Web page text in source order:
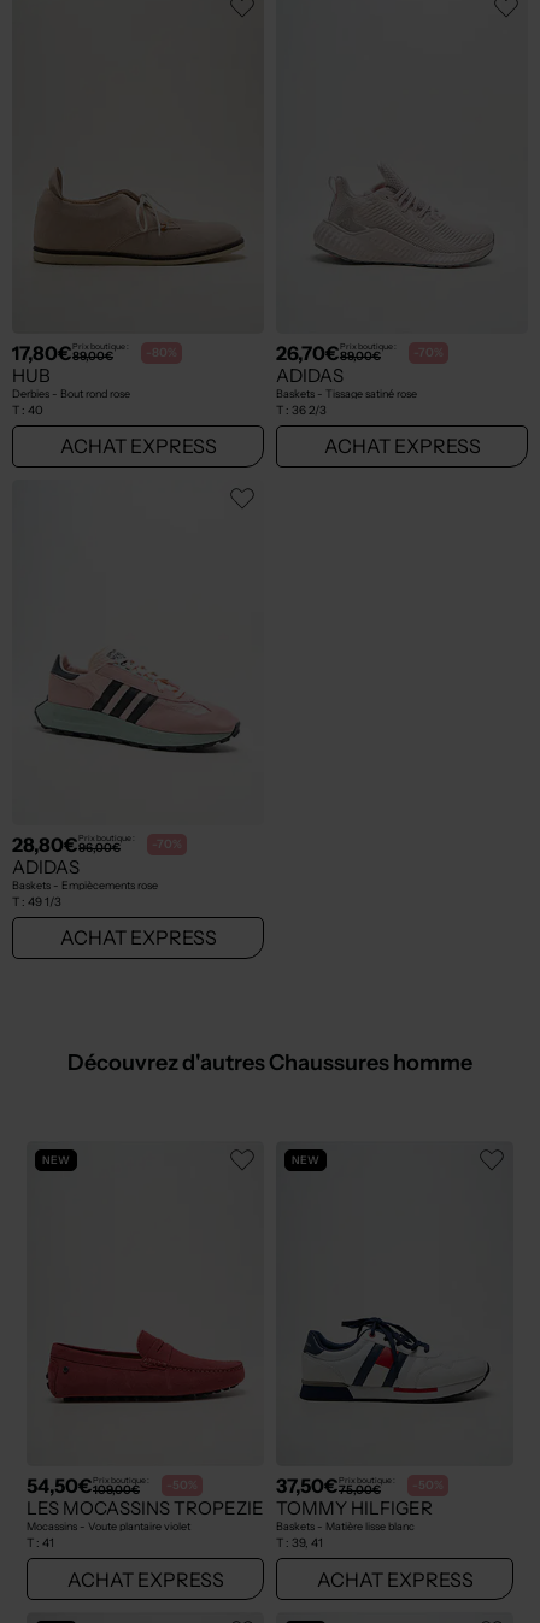
17,80€Prix boutique :
89,00€ -80%
HUB
Derbies - Bout rond rose
T : 40
ACHAT EXPRESS
26,70€Prix boutique :
89,00€ -70%
ADIDAS
Baskets - Tissage satiné rose
T : 36 2/3
ACHAT EXPRESS
28,80€Prix boutique :
96,00€ -70%
ADIDAS
Baskets - Empiècements rose
T : 49 1/3
ACHAT EXPRESS
Découvrez d'autres Chaussures homme
NEW
54,50€Prix boutique :
109,00€ -50%
LES MOCASSINS TROPEZIENS
Mocassins - Voute plantaire violet
T : 41
ACHAT EXPRESS
NEW
37,50€Prix boutique :
75,00€ -50%
TOMMY HILFIGER
Baskets - Matière lisse blanc
T : 39, 41
ACHAT EXPRESS